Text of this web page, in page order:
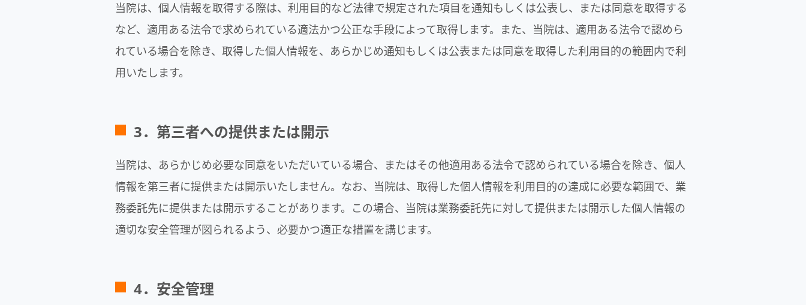
当院は、個人情報を取得する際は、利用目的など法律で規定された項目を通知もしくは公表し、または同意を取得する
など、適用ある法令で求められている適法かつ公正な手段によって取得します。また、当院は、適用ある法令で認めら
れている場合を除き、取得した個人情報を、あらかじめ通知もしくは公表または同意を取得した利用目的の範囲内で利
用いたします。
3．第三者への提供または開示
当院は、あらかじめ必要な同意をいただいている場合、またはその他適用ある法令で認められている場合を除き、個人
情報を第三者に提供または開示いたしません。なお、当院は、取得した個人情報を利用目的の達成に必要な範囲で、業
務委託先に提供または開示することがあります。この場合、当院は業務委託先に対して提供または開示した個人情報の
適切な安全管理が図られるよう、必要かつ適正な措置を講じます。
4．安全管理